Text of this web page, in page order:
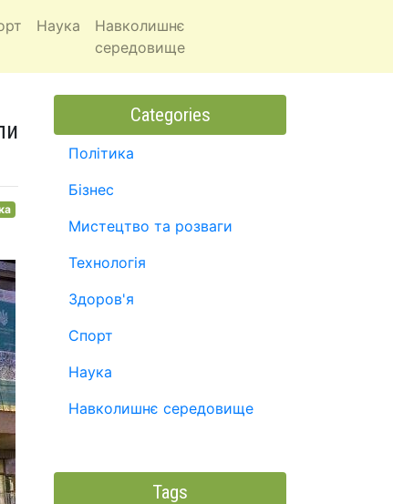
Наука
Навколишнє
середовище
Categories
Політика
Бізнес
Мистецтво та розваги
Технологія
Здоров'я
Спорт
Наука
Навколишнє середовище
Tags